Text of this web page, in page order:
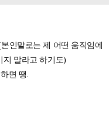
인말로는 제 어떤 움직임에
지 말라고 하기도)
면 땡.